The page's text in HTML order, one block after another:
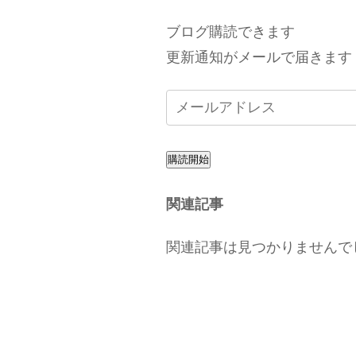
ブログ購読できます
更新通知がメールで届きます
購読開始
関連記事
関連記事は見つかりませんで